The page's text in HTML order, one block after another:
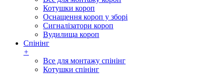
Котушки короп
Оснащення короп у зборі
Сигналізатори короп
Вудилища короп
Спінінг
+
Все для монтажу спінінг
Котушки спінінг